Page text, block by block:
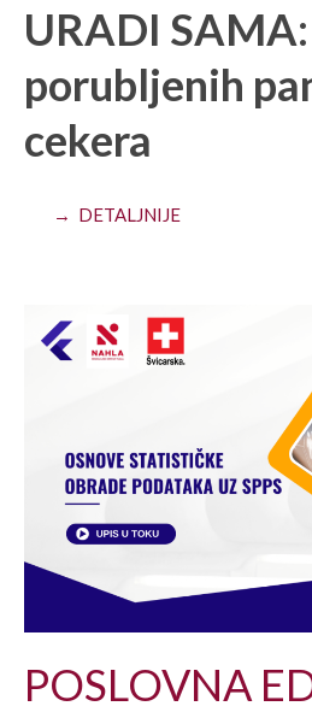
URADI
porubljenih
cekera
→ DETALJNIJE
POSLOVNA